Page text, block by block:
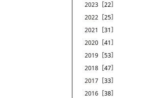
2023 ［22］
2022 ［25］
2021
［31］
2020 ［41］
2019 ［53］
2018 ［47］
2017 ［33］
2016 ［38］